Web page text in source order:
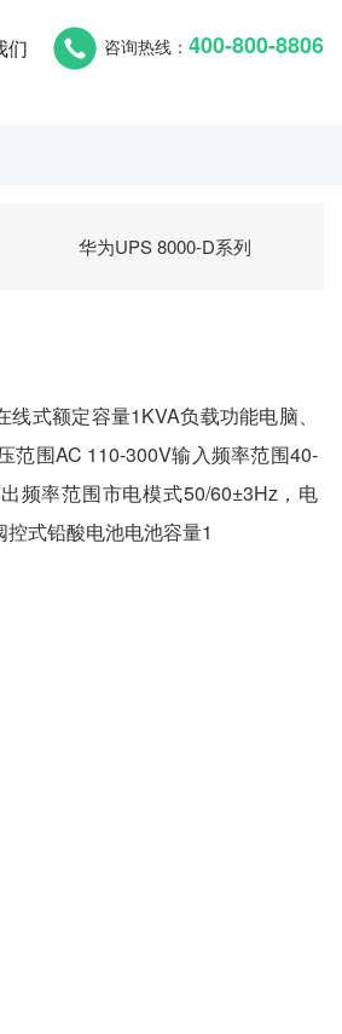
们 咨询热线： 400-800-8806
华为UPS 8000-D系列
式额定容量1KVA负载功能电脑、
范围AC 110-300V输入频率范围40-
频率范围市电模式50/60±3Hz，电
式铅酸电池电池容量1